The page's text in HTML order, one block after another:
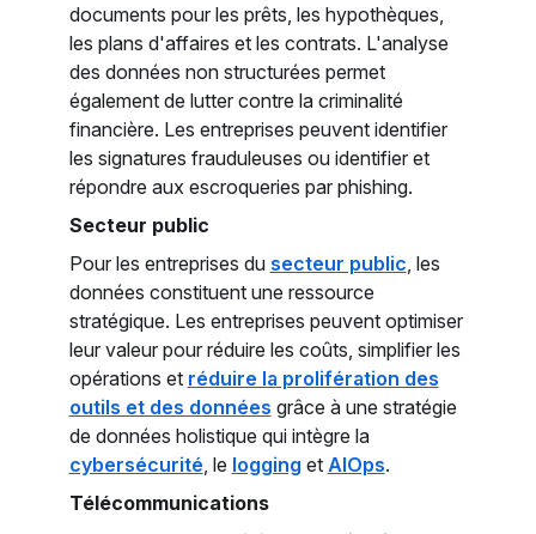
documents pour les prêts, les hypothèques,
les plans d'affaires et les contrats. L'analyse
des données non structurées permet
également de lutter contre la criminalité
financière. Les entreprises peuvent identifier
les signatures frauduleuses ou identifier et
répondre aux escroqueries par phishing.
Secteur public
Pour les entreprises du secteur public, les
données constituent une ressource
stratégique. Les entreprises peuvent optimiser
leur valeur pour réduire les coûts, simplifier les
opérations et réduire la prolifération des
outils et des données grâce à une stratégie
de données holistique qui intègre la
cybersécurité, le logging et AIOps.
Télécommunications